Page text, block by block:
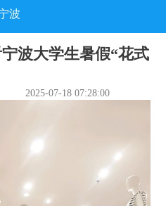
波
波大学生暑假“花式
2025-07-18 07:28:00